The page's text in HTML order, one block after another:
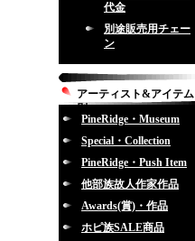
代金
別途販売用チェー
ン
アーティスト&アイテム
別
PineRidge・Museum
Special・Collection
PineRidge・Push Item
他部族故人作家作品
Awards(賞)・作品
ホピ族SALE商品